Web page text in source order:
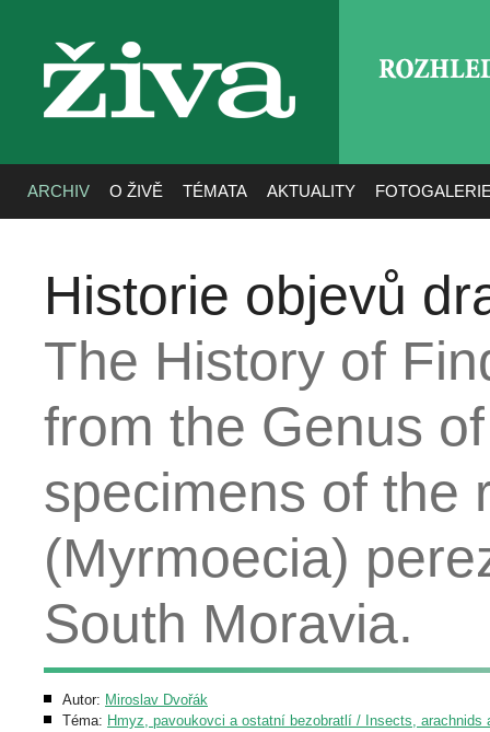
živa
ARCHIV O ŽIVĚ TÉMATA AKTUALITY
Historie objevů
The History of
from the Genus
specimens of the
(Myrmoecia)
South Moravia.
Autor: Miroslav Dvořák
Téma: Hmyz, pavoukovci a ostatní bezobratlí / Insects, arachnids